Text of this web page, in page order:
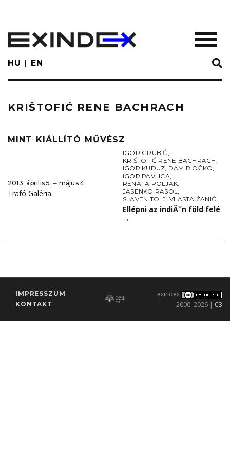
main
content
HU EN
KRIŠTOFIĆ RENE BACHRACH
MINT KIÁLLÍTÓ MŰVÉSZ
2013. április 5. ‒ május 4.
Trafó Galéria
IGOR GRUBIĆ,
KRIŠTOFIĆ RENE BACHRACH,
IGOR KUDUZ, DAMIR OČKO,
IGOR PAVLICA,
RENATA POLJAK,
JASENKO RASOL,
SLAVEN TOLJ,VLASTA ŽANIĆ
Ellépni az indiĂˇn föld felé
→
IMPRESSZUM
KONTAKT
exindex
2000–2026 | C3